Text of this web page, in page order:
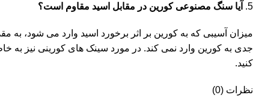
آیا سنگ مصنوعی کورین در مقابل اسید مقاوم است؟
میزان آسیبی که به کورین بر اثر برخورد اسید وارد می شود، به
جدی به کورین وارد نمی کند. در مورد سینک های کورینی نیز به
کنید.
نظرات (0)